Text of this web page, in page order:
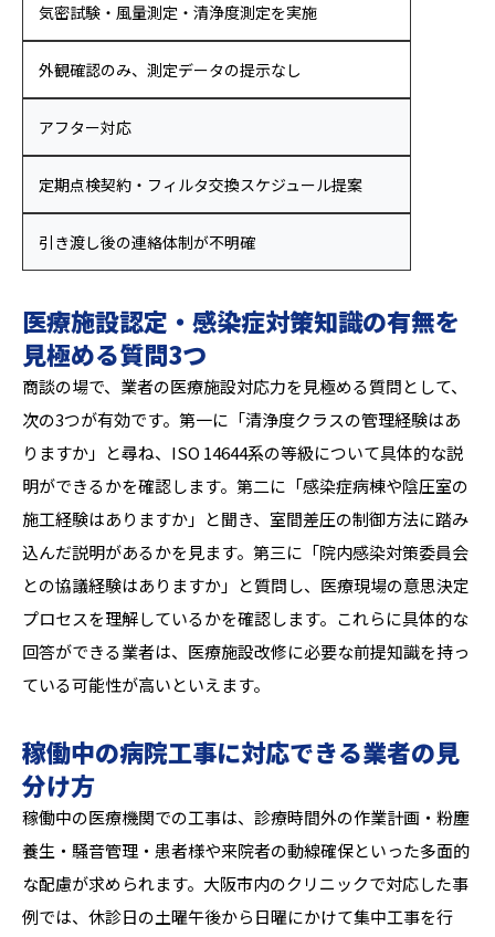
気密試験・風量測定・清浄度測定を実施
外観確認のみ、測定データの提示なし
アフター対応
定期点検契約・フィルタ交換スケジュール提案
引き渡し後の連絡体制が不明確
医療施設認定・感染症対策知識の有無を
見極める質問3つ
商談の場で、業者の医療施設対応力を見極める質問として、
次の3つが有効です。第一に「清浄度クラスの管理経験はあ
りますか」と尋ね、ISO 14644系の等級について具体的な説
明ができるかを確認します。第二に「感染症病棟や陰圧室の
施工経験はありますか」と聞き、室間差圧の制御方法に踏み
込んだ説明があるかを見ます。第三に「院内感染対策委員会
との協議経験はありますか」と質問し、医療現場の意思決定
プロセスを理解しているかを確認します。これらに具体的な
回答ができる業者は、医療施設改修に必要な前提知識を持っ
ている可能性が高いといえます。
稼働中の病院工事に対応できる業者の見
分け方
稼働中の医療機関での工事は、診療時間外の作業計画・粉塵
養生・騒音管理・患者様や来院者の動線確保といった多面的
な配慮が求められます。大阪市内のクリニックで対応した事
例では、休診日の土曜午後から日曜にかけて集中工事を行